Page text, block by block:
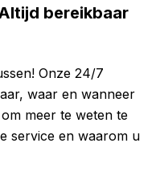
bereikbaar
Onze 24/7
waar en wanneer
meer te weten te
service en waarom u